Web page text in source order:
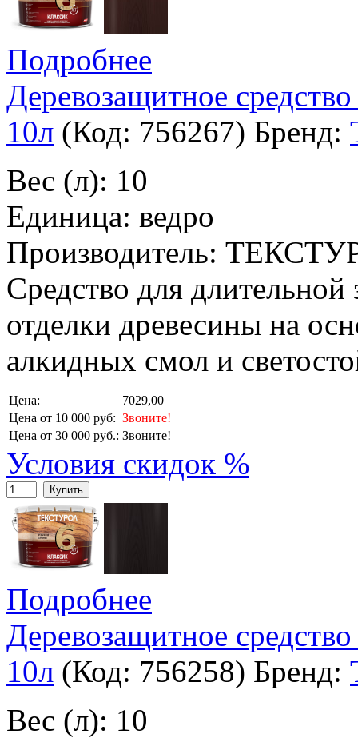
Подробнее
Деревозащитное
10л (Код: 756267) Бренд:
Вес (л): 10
Единица: ведро
Производитель:
Средство для
отделки древесины на
алкидных смол и
Цена:
7029,00
Цена от 10 000 руб: Звоните!
Цена от 30 000 руб.: Звоните!
Условия скидок %
Купить
Подробнее
Деревозащитное
10л (Код: 756258) Бренд:
Вес (л): 10